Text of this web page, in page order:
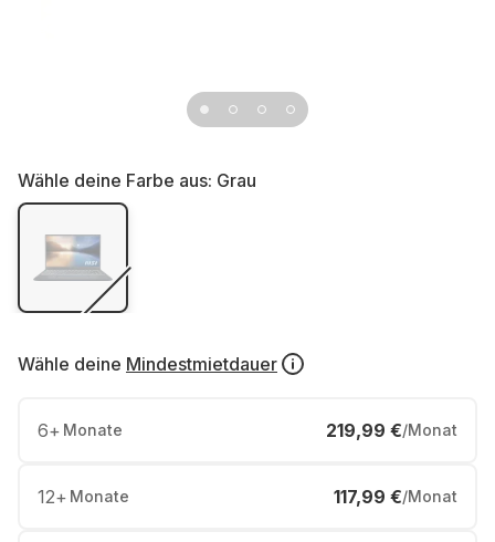
Wähle deine Farbe aus: Grau
Wähle deine Mindestmietdauer
6+ Monate 219,99 €/Monat
12+ Monate 117,99 €/Monat